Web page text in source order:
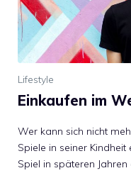
Lifestyle
Einkaufen im
Wer kann sich nicht
Spiele in seiner
Spiel in späteren Jahren